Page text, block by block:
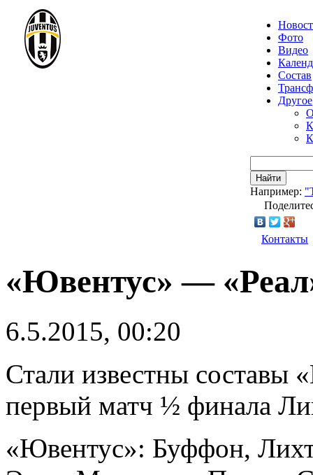
Фото
Видео
Состав
Другое
Найти
Например:
Контакты
«Ювентус» —
6.5.2015, 00:20
Стали известны составы
первый матч ½ финала
«Ювентус»: Буффон,